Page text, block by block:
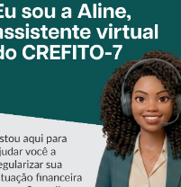
CONHEÇA A
‘ALINE’,
ASSISTENTE
VIRTUAL DO
CREFITO-7